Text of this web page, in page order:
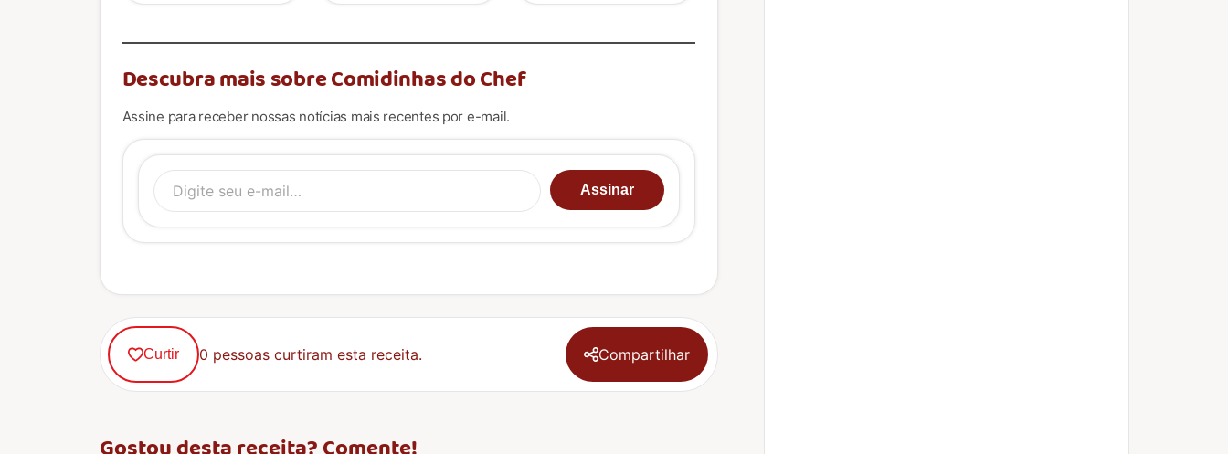
Descubra mais sobre Comidinhas do Chef
Assine para receber nossas notícias mais recentes por e-mail.
Digite seu e-mail…
Assinar
Curtir 0 pessoas curtiram esta receita. Compartilhar